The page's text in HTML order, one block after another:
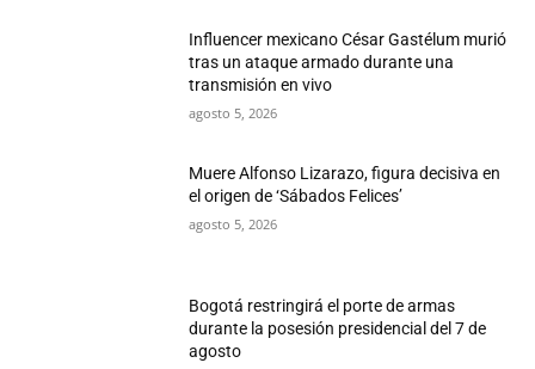
Influencer mexicano César Gastélum murió
tras un ataque armado durante una
transmisión en vivo
agosto 5, 2026
Muere Alfonso Lizarazo, figura decisiva en
el origen de ‘Sábados Felices’
agosto 5, 2026
Bogotá restringirá el porte de armas
durante la posesión presidencial del 7 de
agosto